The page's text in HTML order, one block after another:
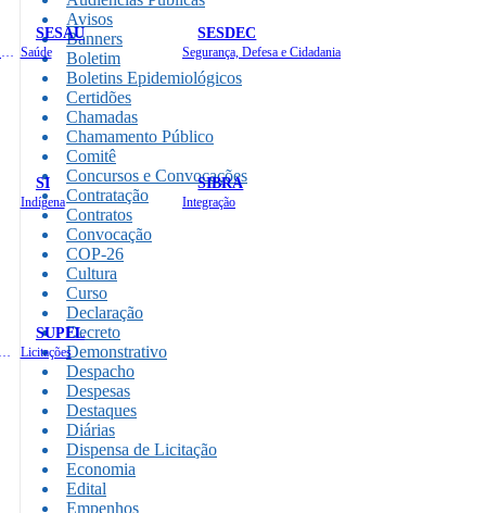
SESAU
Saúde
SESDEC
Segurança, Defesa e Cidadania
SI
Indígena
SIBRA
Integração
SUPEL
Licitações
Avisos
Banners
Boletim
Boletins Epidemiológicos
Certidões
Chamadas
Chamamento Público
Comitê
Concursos e Convocações
Contratação
Contratos
Convocação
COP-26
Cultura
Curso
Declaração
Decreto
Demonstrativo
Despacho
Despesas
Destaques
Diárias
Dispensa de Licitação
Economia
Edital
Empenhos